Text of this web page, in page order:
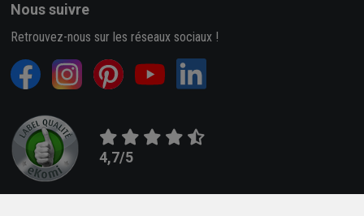
Nous suivre
Retrouvez-nous sur les réseaux sociaux !
4,7/5